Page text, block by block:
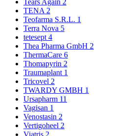
Tears Again 2
TENA 2
Teofarma S.R.L. 1
Terra Nova 5
tetesept 4
Thea Pharma GmbH 2
ThermaCare 6
Thomapyrin 2
Traumaplant 1
Tricovel 2
TWARDY GMBH 1
Ursapharm 11
Vagisan 1
Venostasin 2
Vertigoheel 2